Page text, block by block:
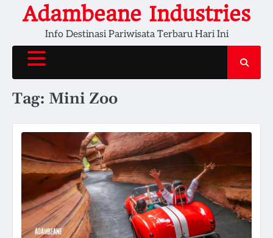
Adambeane Industries
Info Destinasi Pariwisata Terbaru Hari Ini
Tag: Mini Zoo